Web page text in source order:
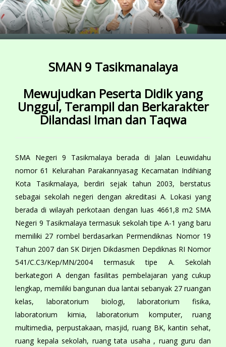
SMAN 9 Tasikmanalaya
Mewujudkan Peserta Didik yang
Unggul, Terampil dan Berkarakter
Dilandasi Iman dan Taqwa
SMA Negeri 9 Tasikmalaya berada di Jalan Leuwidahu
nomor 61 Kelurahan Parakannyasag Kecamatan Indihiang
Kota Tasikmalaya, berdiri sejak tahun 2003, berstatus
sebagai sekolah negeri dengan akreditasi A. Lokasi yang
berada di wilayah perkotaan dengan luas 4661,8 m2 SMA
Negeri 9 Tasikmalaya termasuk sekolah tipe A-1 yang baru
memiliki 27 rombel berdasarkan Permendiknas Nomor 19
Tahun 2007 dan SK Dirjen Dikdasmen Depdiknas RI Nomor
541/C.C3/Kep/MN/2004 termasuk tipe A. Sekolah
berkategori A dengan fasilitas pembelajaran yang cukup
lengkap, memiliki bangunan dua lantai sebanyak 27 ruangan
kelas, laboratorium biologi, laboratorium fisika,
laboratorium kimia, laboratorium komputer, ruang
multimedia, perpustakaan, masjid, ruang BK, kantin sehat,
ruang kepala sekolah, ruang tata usaha , ruang guru dan